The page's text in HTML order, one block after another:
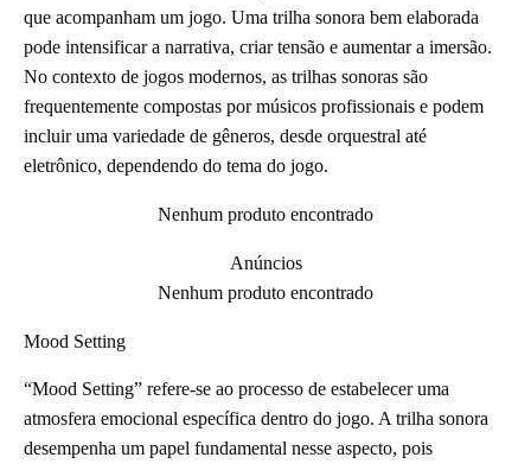
que acompanham um jogo. Uma trilha sonora bem elaborada
pode intensificar a narrativa, criar tensão e aumentar a imersão.
No contexto de jogos modernos, as trilhas sonoras são
frequentemente compostas por músicos profissionais e podem
incluir uma variedade de gêneros, desde orquestral até
eletrônico, dependendo do tema do jogo.
Nenhum produto encontrado
Anúncios
Nenhum produto encontrado
Mood Setting
“Mood Setting” refere-se ao processo de estabelecer uma
atmosfera emocional específica dentro do jogo. A trilha sonora
desempenha um papel fundamental nesse aspecto, pois